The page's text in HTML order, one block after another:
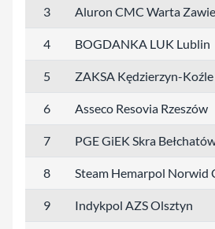
3 Aluron CMC Warta
4 BOGDANKA LUK Lublin
5 ZAKSA Kędzierzyn-Koźle
6 Asseco Resovia Rzeszów
7 PGE GiEK Skra
8 Steam Hemarpol Norwid
9 Indykpol AZS Olsztyn